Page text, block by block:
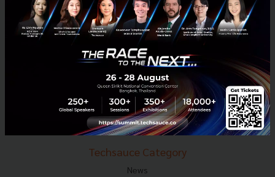
Visit Website
Trending Tags
Corporate Innovation
Digital Transformation
E-Commerce
Startup
Technology
Techsauce Category
News